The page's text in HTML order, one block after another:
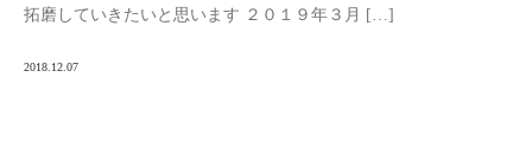
拓磨していきたいと思います ２０１９年３月 […]
2018.12.07